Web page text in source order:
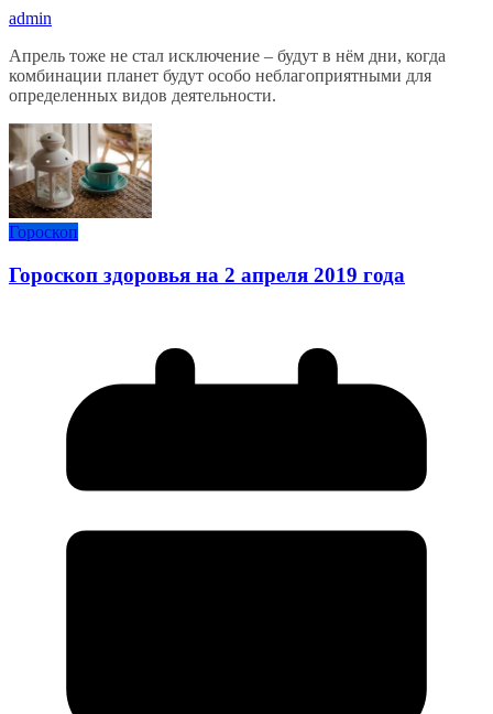
admin
Апрель тоже не стал исключение – будут в нём дни, когда
комбинации планет будут особо неблагоприятными для
определенных видов деятельности.
Гороскоп
Гороскоп здоровья на 2 апреля 2019 года